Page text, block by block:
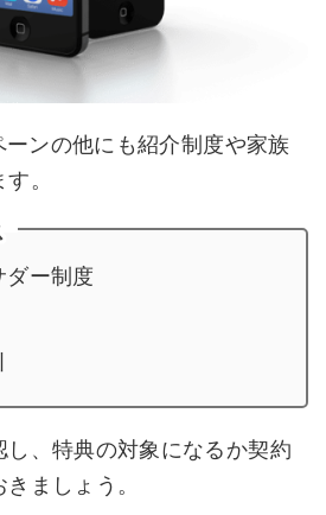
ンの他にも紹介制度や家族
。
ダー制度
、特典の対象になるか契約
ましょう。